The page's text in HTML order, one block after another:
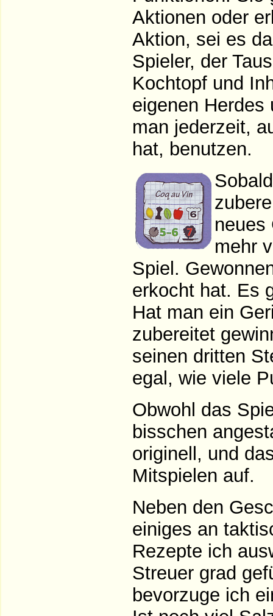
Aktionen oder
Aktion, sei es
Spieler, der
Kochtopf und
eigenen Herdes
man jederzeit,
hat, benutzen.
neues
mehr
Spiel.
erkocht hat. Es
Hat man ein
zubereitet
seinen dritten
egal, wie viele
Obwohl das
bisschen
originell, und
Mitspielen auf.
Neben den
einiges an
Rezepte ich
Streuer grad
bevorzuge ich